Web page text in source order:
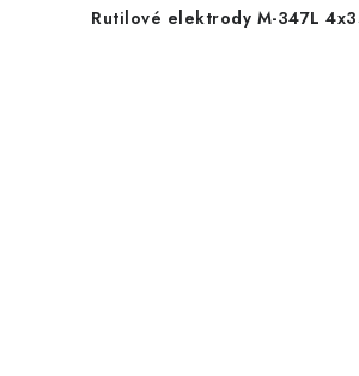
Rutilové elektrody M-347L